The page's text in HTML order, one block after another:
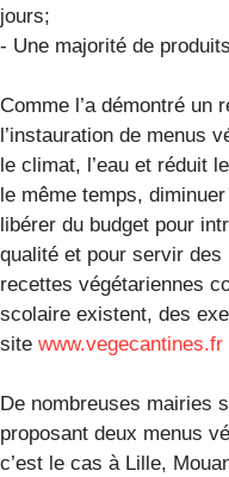
jours;
- Une majorité de
Comme l’a démontré un
l’instauration de menus
le climat, l’eau et réduit
le même temps,
libérer du budget pour
qualité et pour servir
recettes végétariennes
scolaire existent, des
site www.vegecantines.fr
De nombreuses mairies
proposant deux menus
c’est le cas à Lille,